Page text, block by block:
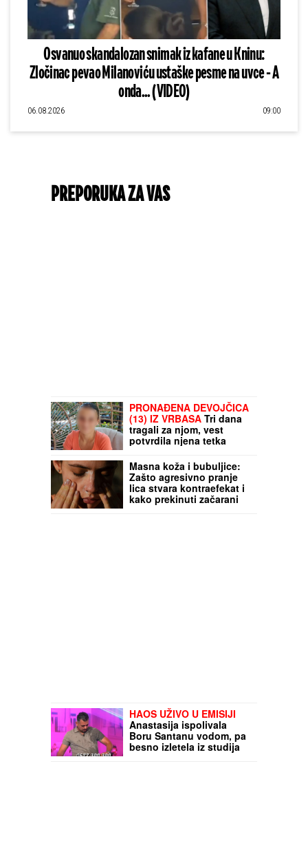
Osvanuo skandalozan snimak iz kafane u Kninu:
Zločinac pevao Milanoviću ustaške pesme na uvce - A
onda... (VIDEO)
06.08.2026 09:00
PREPORUKA ZA VAS
PRONAĐENA DEVOJČICA
(13) IZ VRBASA Tri dana
tragali za njom, vest
potvrdila njena tetka
Masna koža i bubuljice:
Zašto agresivno pranje
lica stvara kontraefekat i
kako prekinuti začarani
HAOS UŽIVO U EMISIJI
Anastasija ispolivala
Boru Santanu vodom, pa
besno izletela iz studija